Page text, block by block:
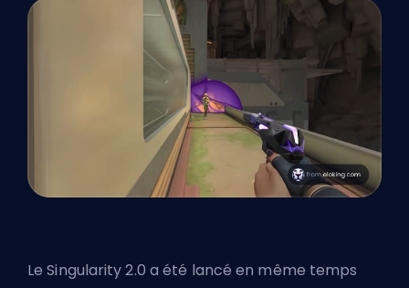
Le Singularity 2.0 a été lancé en même temps